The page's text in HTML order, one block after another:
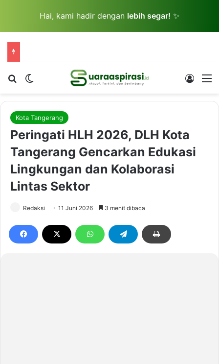
Hai, kami hadir dengan lebih segar! ✨
Cari berita...Switch skin Log In
Kota Tangerang
Peringati HLH 2026, DLH Kota
Tangerang Gencarkan Edukasi
Lingkungan dan Kolaborasi
Lintas Sektor
Redaksi 11 Juni 2026 3 menit dibaca